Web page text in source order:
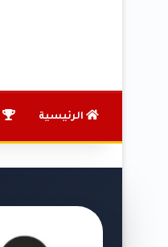
الرئيسية